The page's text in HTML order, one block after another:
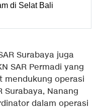
di Selat Bali
Surabaya juga
SAR Permadi yang
mendukung operasi
Surabaya, Nanang
dalam operasi